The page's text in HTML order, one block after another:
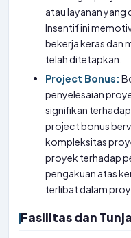
atau layanan yang
Insentif ini
bekerja keras dan
telah ditetapkan.
Project Bonus:
penyelesaian
signifikan
project bonus
kompleksitas
proyek terhadap
pengakuan atas
terlibat dalam
Fasilitas dan